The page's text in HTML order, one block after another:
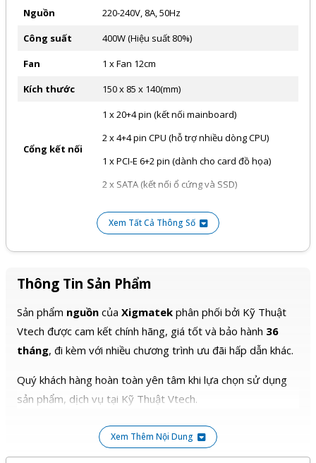
Thông Tin Sản Phẩm
Sản phẩm nguồn của Xigmatek phân phối bởi Kỹ Thuật
Vtech được cam kết chính hãng, giá tốt và bảo hành 36
tháng, đi kèm với nhiều chương trình ưu đãi hấp dẫn khác.
Quý khách hàng hoàn toàn yên tâm khi lựa chọn sử dụng
sản phẩm, dịch vụ tại Kỹ Thuật Vtech.
Xem Thêm Nội Dung
Nguồn
220-240V, 8A, 50Hz
Công suất
400W (Hiệu suất 80%)
Fan
1 x Fan 12cm
Kích thước
150 x 85 x 140(mm)
Cổng kết nối
1 x 20+4 pin (kết nối mainboard)
2 x 4+4 pin CPU (hỗ trợ nhiều dòng CPU)
1 x PCI-E 6+2 pin (dành cho card đồ họa)
2 x SATA (kết nối ổ cứng và SSD)
Xem Tất Cả Thông Số